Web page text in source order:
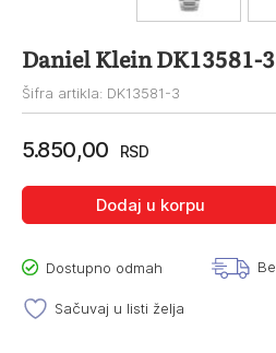
Daniel Klein DK13581-3
Šifra artikla: DK13581-3
5.850,00 RSD
Dodaj u korpu
Dostupno odmah
Sačuvaj u listi želja